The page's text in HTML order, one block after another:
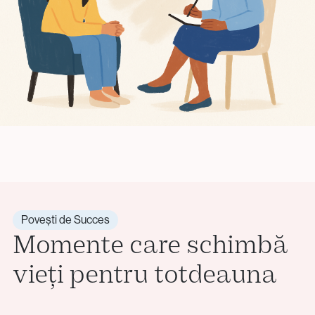
Povești de Succes
Momente care schimbă
vieți pentru totdeauna